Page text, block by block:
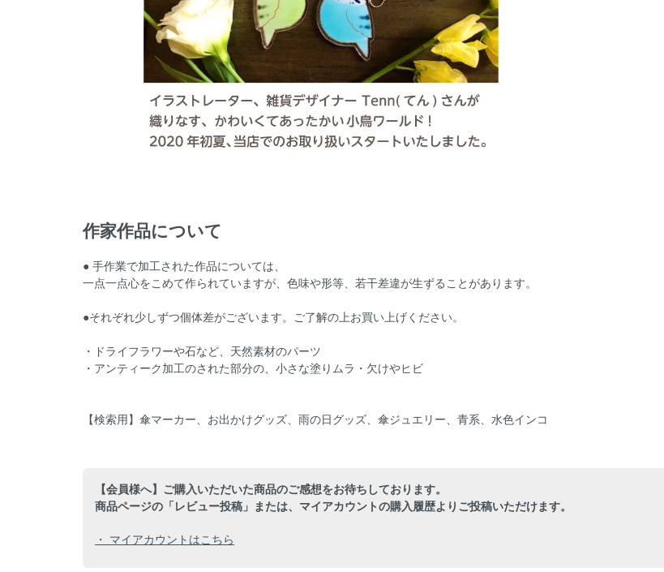
作家作品について
● 手作業で加工された作品については、
一点一点心をこめて作られていますが、色味や形等、若干差違が生ずることがあります。
●それぞれ少しずつ個体差がございます。ご了解の上お買い上げください。
・ドライフラワーや石など、天然素材のパーツ
・アンティーク加工のされた部分の、小さな塗りムラ・欠けやヒビ
【検索用】傘マーカー、お出かけグッズ、雨の日グッズ、傘ジュエリー、青系、水色インコ
【会員様へ】ご購入いただいた商品のご感想をお待ちしております。
商品ページの「レビュー投稿」または、マイアカウントの購入履歴よりご投稿いただけます。
・ マイアカウントはこちら